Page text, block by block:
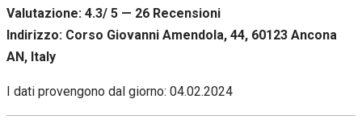
Valutazione: 4.3/ 5 — 26 Recensioni
Indirizzo: Corso Giovanni Amendola, 44, 60123 Ancona
AN, Italy
I dati provengono dal giorno: 04.02.2024